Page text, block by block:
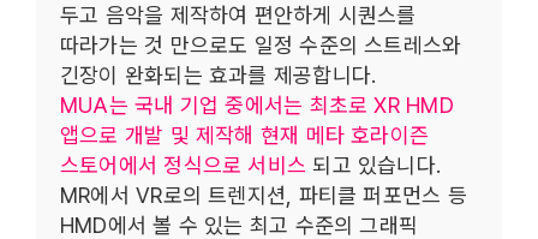
두고 음악을 제작하여 편안하게 시퀀스를
따라가는 것 만으로도 일정 수준의 스트레스와
긴장이 완화되는 효과를 제공합니다.
MUA는 국내 기업 중에서는 최초로 XR HMD
앱으로 개발 및 제작해 현재 메타 호라이즌
스토어에서 정식으로 서비스 되고 있습니다.
MR에서 VR로의 트렌지션, 파티클 퍼포먼스 등
HMD에서 볼 수 있는 최고 수준의 그래픽